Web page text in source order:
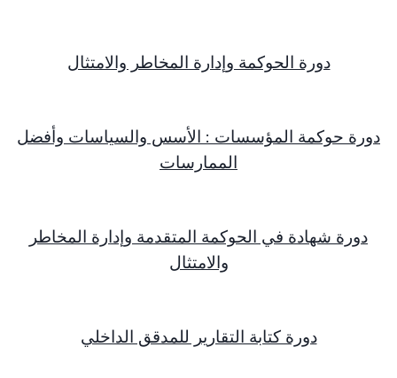
دورة الحوكمة وإدارة المخاطر والامتثال
دورة حوكمة المؤسسات : الأسس والسياسات وأفضل
الممارسات
دورة شهادة في الحوكمة المتقدمة وإدارة المخاطر
والامتثال
دورة كتابة التقارير للمدقق الداخلي